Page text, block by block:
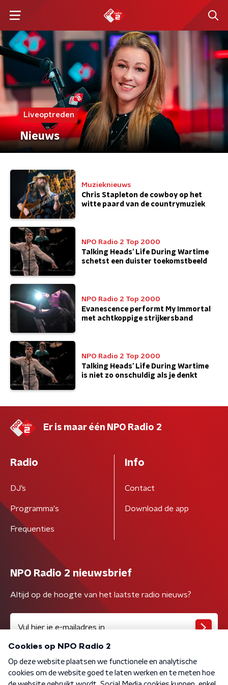
Liveoptreden
Nieuws
Muzieknieuws
Chris Stapleton de cowboy op het
witte paard van de countrymuziek
NPO Radio 2 Top 2000
Talking Heads’ Life During Wartime
schetst een duister toekomstbeeld
NPO Radio 2 Top 2000
Evanescence performt My Immortal
met achtkoppige strijkersband
NPO Radio 2 Top 2000
Talking Heads’ Life During Wartime
is niet zo onschuldig als je denkt
Er is maar één NPO Radio 2
Radio
DJ’s
Programma's
Frequenties
Info
Contact
Download de app
NPO Radio 2 nieuwsbrief
Altijd op de hoogte van het laatste radio nieuws?